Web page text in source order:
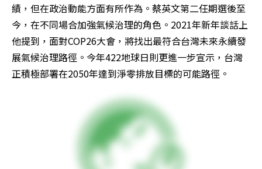
績，但在政治動能方面有所作為。蔡英文第二任期選後至
今，在不同場合加強氣候治理的角色。2021年新年談話上
他提到，面對COP26大會，將找出最符合台灣未來永續發
展氣候治理路徑。今年422地球日則更進一步宣示，台灣
正積極部署在2050年達到淨零排放目標的可能路徑。